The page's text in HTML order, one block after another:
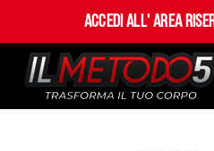
Accedi all' Area